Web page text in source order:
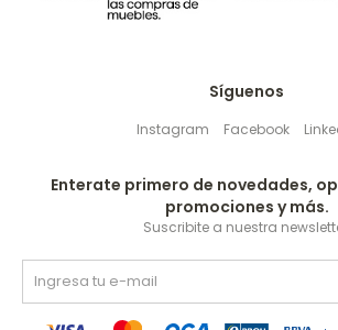
Síguenos
Instagram Facebook
Enterate primero de novedades,
promociones y más.
Suscribite a nuestra